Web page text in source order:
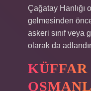
Çağatay Hanlığı
gelmesinden
askeri sınıf veya
olarak da